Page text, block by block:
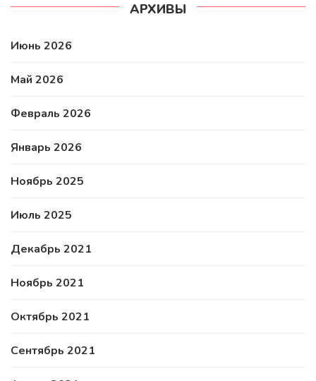
АРХИВЫ
Июнь 2026
Май 2026
Февраль 2026
Январь 2026
Ноябрь 2025
Июль 2025
Декабрь 2021
Ноябрь 2021
Октябрь 2021
Сентябрь 2021